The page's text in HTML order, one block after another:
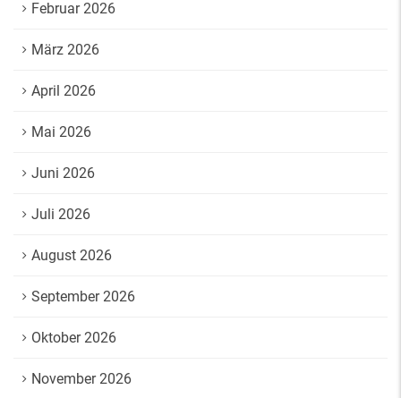
Februar 2026
März 2026
April 2026
Mai 2026
Juni 2026
Juli 2026
August 2026
September 2026
Oktober 2026
November 2026